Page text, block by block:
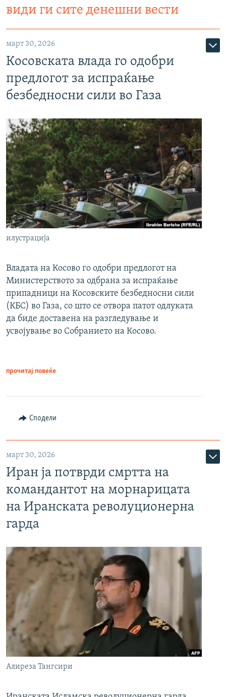
види ги сите денешни вести
март 30, 2026
Косовската влада го одобри
предлогот за испраќање
безбедносни сили во Газа
илустрација
Владата на Косово го одобри предлогот на
Министерството за одбрана за испраќање
припадници на Косовските безбедносни сили
(КБС) во Газа, со што се отвора патот одлуката
да биде доставена на разгледување и
усвојување во Собранието на Косово.
прочитај повеќе
Сподели
март 30, 2026
Иран ја потврди смртта на
командантот на морнарицата
на Иранската револуционерна
гарда
Алиреза Тангсири